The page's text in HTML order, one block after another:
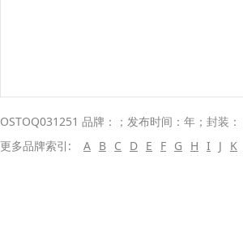
OSTOQ031251 品牌：；发布时间：年；封装
更多品牌索引:
A B C D E F G H I J K